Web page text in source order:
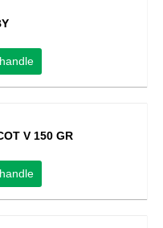
V 150 GR